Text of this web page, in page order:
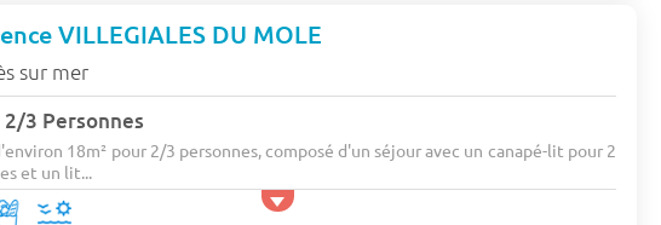
VILLEGIALES DU MOLE
sur mer
3 Personnes
18m² pour 2/3 personnes, composé d'un séjour avec un canapé-lit pour 2
et un lit...